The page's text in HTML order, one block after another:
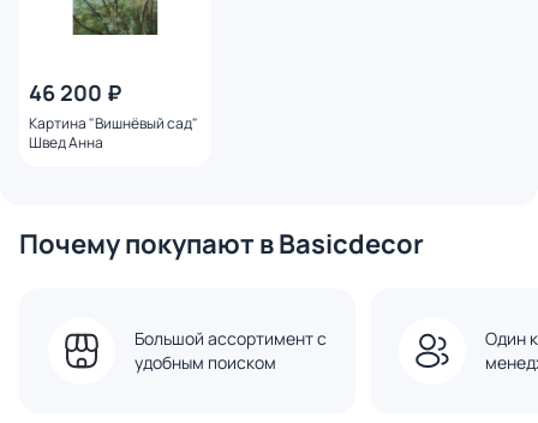
46 200 ₽
Картина "Вишнёвый сад"
Швед Анна
Почему покупают в Basicdecor
Большой ассортимент с
удобным поиском
Один